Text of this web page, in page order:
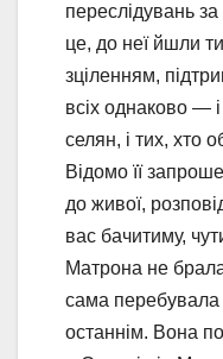
переслідувань за
це, до неї йшли
зціленням,
всіх однаково — і
селян, і тих, хто
Відомо її
до живої,
вас бачитиму,
Матрона не
сама перебувала
останнім. Вона